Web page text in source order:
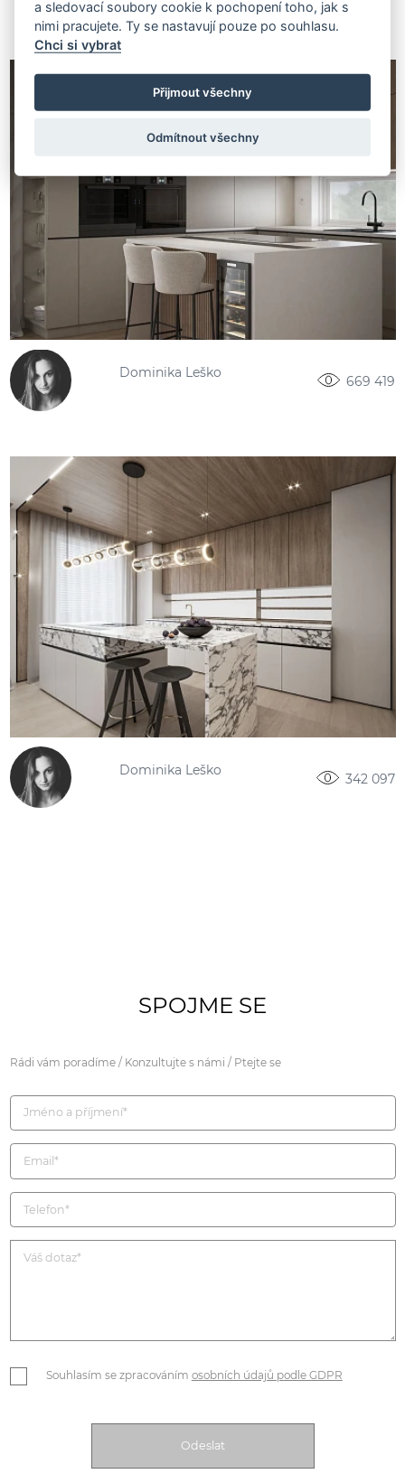
Dominika Leško
669 419
Dominika Leško
342 097
SPOJME SE
Rádi vám poradíme / Konzultujte s námi / Ptejte se
Souhlasím se zpracováním osobních údajů podle GDPR
a sledovací soubory cookie k pochopení toho, jak s
nimi pracujete. Ty se nastavují pouze po souhlasu.
Chci si vybrat
Přijmout všechny
Odmítnout všechny